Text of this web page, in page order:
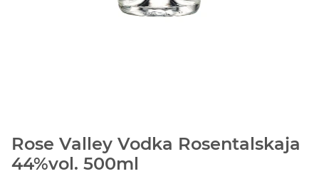
Rose Valley Vodka Rosentalskaja
44%vol. 500ml